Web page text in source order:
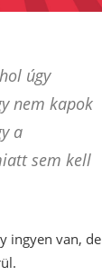
úgy
nem kapok
a
sem kell
ingyen van, de